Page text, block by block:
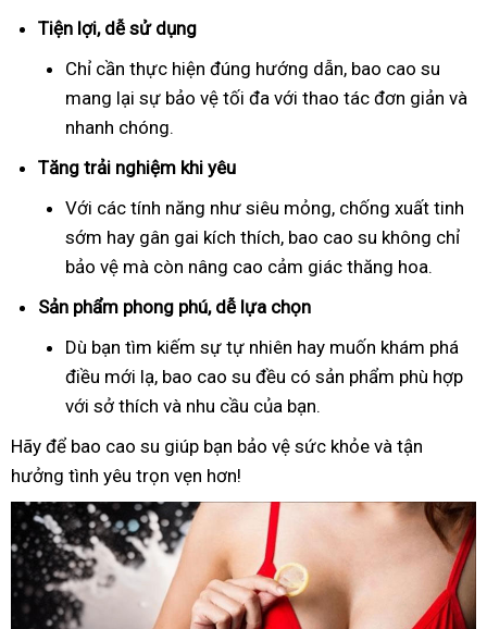
Tiện lợi, dễ sử dụng
Chỉ cần thực hiện đúng hướng dẫn, bao cao su
mang lại sự bảo vệ tối đa với thao tác đơn giản và
nhanh chóng.
Tăng trải nghiệm khi yêu
Với các tính năng như siêu mỏng, chống xuất tinh
sớm hay gân gai kích thích, bao cao su không chỉ
bảo vệ mà còn nâng cao cảm giác thăng hoa.
Sản phẩm phong phú, dễ lựa chọn
Dù bạn tìm kiếm sự tự nhiên hay muốn khám phá
điều mới lạ, bao cao su đều có sản phẩm phù hợp
với sở thích và nhu cầu của bạn.
Hãy để bao cao su giúp bạn bảo vệ sức khỏe và tận
hưởng tình yêu trọn vẹn hơn!